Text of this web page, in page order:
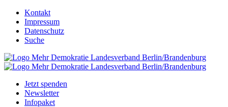
Kontakt
Impressum
Datenschutz
Suche
Jetzt spenden
Newsletter
Infopaket